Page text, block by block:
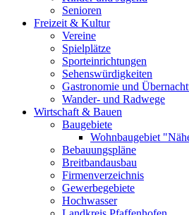
Senioren
Freizeit & Kultur
Vereine
Spielplätze
Sporteinrichtungen
Sehenswürdigkeiten
Gastronomie und
Wander- und Radwege
Wirtschaft & Bauen
Baugebiete
Wohnbaugebiet
Bebauungspläne
Breitbandausbau
Firmenverzeichnis
Gewerbegebiete
Hochwasser